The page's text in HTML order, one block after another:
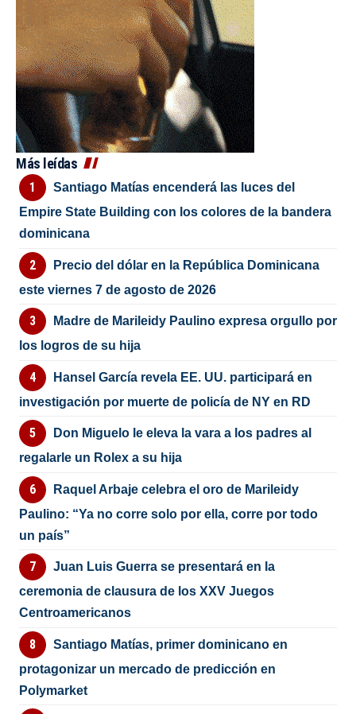
Más leídas
Santiago Matías encenderá las luces del
Empire State Building con los colores de la bandera
dominicana
Precio del dólar en la República Dominicana
este viernes 7 de agosto de 2026
Madre de Marileidy Paulino expresa orgullo por
los logros de su hija
Hansel García revela EE. UU. participará en
investigación por muerte de policía de NY en RD
Don Miguelo le eleva la vara a los padres al
regalarle un Rolex a su hija
Raquel Arbaje celebra el oro de Marileidy
Paulino: “Ya no corre solo por ella, corre por todo
un país”
Juan Luis Guerra se presentará en la
ceremonia de clausura de los XXV Juegos
Centroamericanos
Santiago Matías, primer dominicano en
protagonizar un mercado de predicción en
Polymarket